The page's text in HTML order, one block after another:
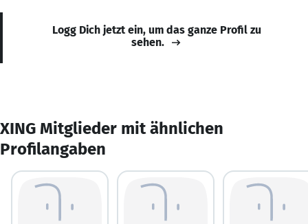
Logg Dich jetzt ein, um das ganze Profil zu
sehen.
XING Mitglieder mit ähnlichen
Profilangaben